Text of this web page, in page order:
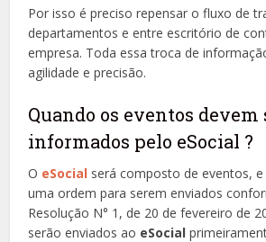
Por isso é preciso repensar o fluxo de
departamentos e entre escritório de
empresa. Toda essa troca de
agilidade e precisão.
Quando os eventos devem
informados pelo eSocial ?
O eSocial será composto de eventos,
uma ordem para serem enviados
Resolução N° 1, de 20 de fevereiro de
serão enviados ao eSocial